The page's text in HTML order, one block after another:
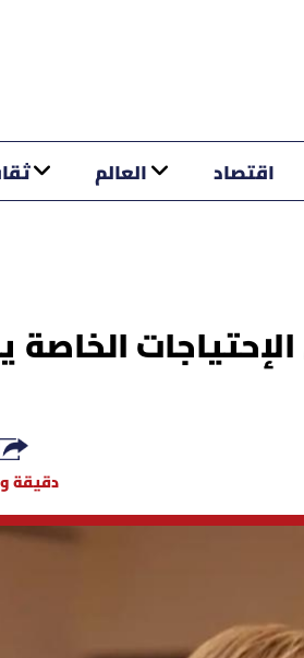
اقتصاد العالم
الخاصة
دقيقة